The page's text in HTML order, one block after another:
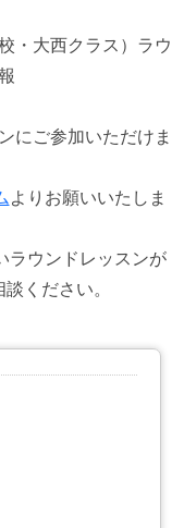
・大西クラス）ラウ
にご参加いただけま
よりお願いいたしま
ラウンドレッスンが
ください。